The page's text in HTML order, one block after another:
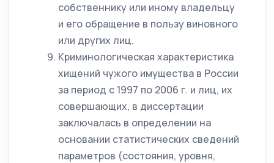
собственнику или иному владельцу
и его обращение в пользу виновного
или других лиц.
Криминологическая характеристика
хищений чужого имущества в России
за период с 1997 по 2006 г. и лиц, их
совершающих, в диссертации
заключалась в определении на
основании статистических сведений
параметров (состояния, уровня,